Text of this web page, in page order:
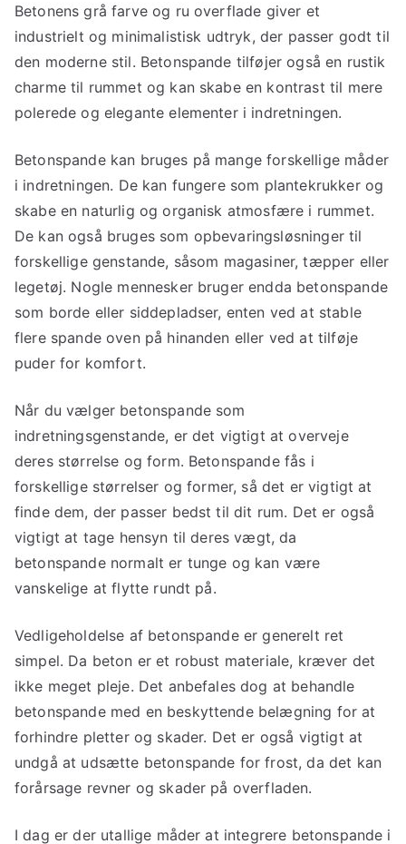
Betonens grå farve og ru overflade giver et
industrielt og minimalistisk udtryk, der passer godt til
den moderne stil. Betonspande tilføjer også en rustik
charme til rummet og kan skabe en kontrast til mere
polerede og elegante elementer i indretningen.
Betonspande kan bruges på mange forskellige måder
i indretningen. De kan fungere som plantekrukker og
skabe en naturlig og organisk atmosfære i rummet.
De kan også bruges som opbevaringsløsninger til
forskellige genstande, såsom magasiner, tæpper eller
legetøj. Nogle mennesker bruger endda betonspande
som borde eller siddepladser, enten ved at stable
flere spande oven på hinanden eller ved at tilføje
puder for komfort.
Når du vælger betonspande som
indretningsgenstande, er det vigtigt at overveje
deres størrelse og form. Betonspande fås i
forskellige størrelser og former, så det er vigtigt at
finde dem, der passer bedst til dit rum. Det er også
vigtigt at tage hensyn til deres vægt, da
betonspande normalt er tunge og kan være
vanskelige at flytte rundt på.
Vedligeholdelse af betonspande er generelt ret
simpel. Da beton er et robust materiale, kræver det
ikke meget pleje. Det anbefales dog at behandle
betonspande med en beskyttende belægning for at
forhindre pletter og skader. Det er også vigtigt at
undgå at udsætte betonspande for frost, da det kan
forårsage revner og skader på overfladen.
I dag er der utallige måder at integrere betonspande i